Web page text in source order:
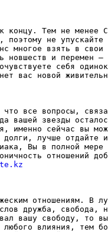
концу. Тем не менее
поэтому не упускайте
многое взять в свои
новшеств и перемен —
себя
вас новой
все вопросы,
вашей звезды
именно сейчас вы
долги, лучше отдайте
Вы в полной мере
отношений
отношениям. В
дружба, свобода,
вашу свободу, то
любого влияния, тем